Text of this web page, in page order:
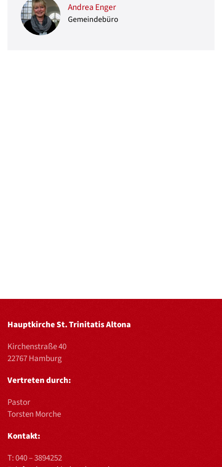
Andrea Enger
Gemeindebüro
Hauptkirche St. Trinitatis Altona
Kirchenstraße 40
22767 Hamburg
Vertreten durch:
Pastor
Torsten Morche
Kontakt:
T:040 – 3894252